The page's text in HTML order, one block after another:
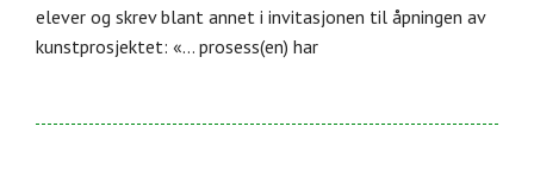
elever og skrev blant annet i invitasjonen til åpningen av
kunstprosjektet: «… prosess(en) har